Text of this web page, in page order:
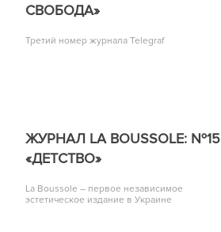
СВОБОДА»
Третий номер журнала Telegraf
ЖУРНАЛ LA BOUSSOLE: №15
«ДЕТСТВО»
La Boussole – первое независимое
эстетическое издание в Украине